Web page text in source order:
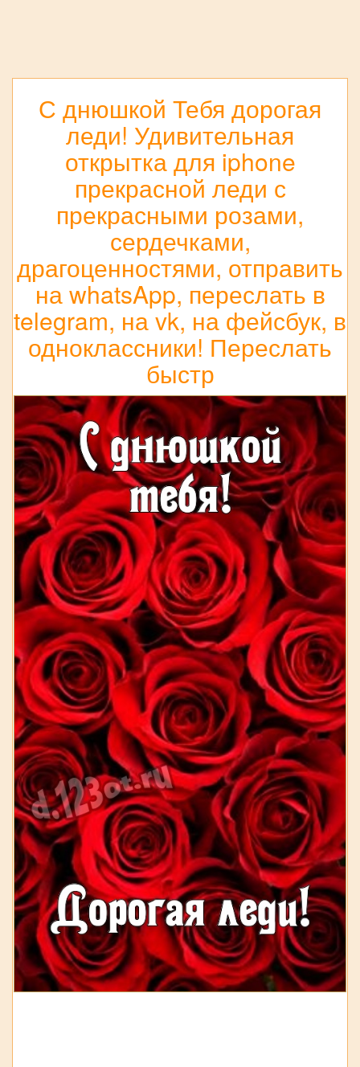
С днюшкой Тебя дорогая
леди! Удивительная
открытка для iphone
прекрасной леди с
прекрасными розами,
сердечками,
драгоценностями, отправить
на whatsApp, переслать в
telegram, на vk, на фейсбук, в
одноклассники! Переслать
быстр